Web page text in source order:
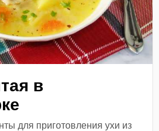
в
для приготовления ухи из